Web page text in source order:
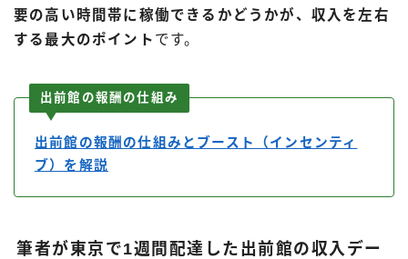
要の高い時間帯に稼働できるかどうかが、収入を左右
する最大のポイント です。
出前館の報酬の仕組み
出前館の報酬の仕組みとブースト（インセンティ
ブ）を解説
筆者が東京で1週間配達した出前館の収入デー